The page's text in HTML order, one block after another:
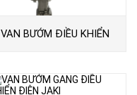
VAN BƯỚM ĐIỀU KHIỂN